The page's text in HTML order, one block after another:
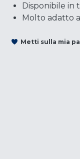
Disponibile in
Molto adatto
Metti sulla mia